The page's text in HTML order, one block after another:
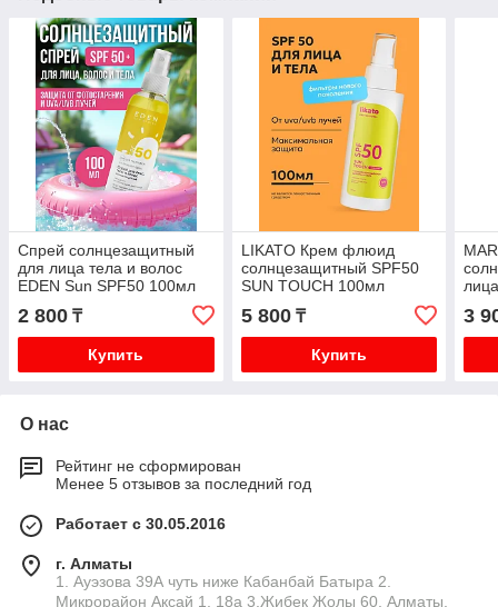
Спрей солнцезащитный
для лица тела и волос
EDEN Sun SPF50 100мл
2 800 ₸
Купить
LIKATO Крем флюид
солнцезащитный SPF50
SUN TOUCH 100мл
5 800₸
Купить
3
О нас
Рейтинг не сформирован
Менее 5 отзывов за последний год
Работает с 30.05.2016
г. Алматы
1. Ауэзова 39А чуть ниже Кабанбай Батыра ㅤㅤㅤㅤㅤㅤㅤㅤㅤㅤㅤㅤㅤㅤ2. ​
Микрорайон Аксай 1, 18а 3.Жибек Жолы 60, Алматы,